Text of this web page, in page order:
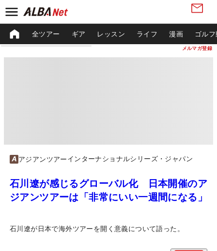
メルマガ登録
全ツアー ギア レッスン ライフ 漫画 ゴル
アジアンツアーインターナショナルシリーズ・ジャパン
石川遼が感じるグローバル化 日本開催のア
ジアンツアーは「非常にいい一週間になる」
石川遼が日本で海外ツアーを開く意義について語った。